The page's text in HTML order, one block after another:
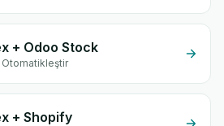
+ Odoo Stock
Otomatikleştir
+ Shopify